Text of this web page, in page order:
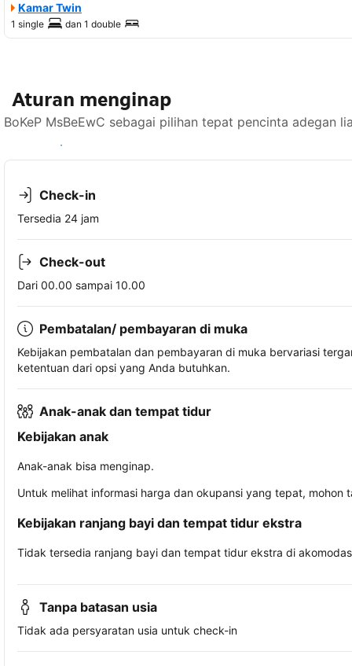
Kamar Twin
1 single dan 1 double
Aturan menginap
BoKeP MsBeEwC sebagai pilihan tepat pencinta adegan
Lihat ketersediaan
Check-in
Tersedia 24 jam
Check-out
Dari 00.00 sampai 10.00
Pembatalan/ pembayaran di muka
Kebijakan pembatalan dan pembayaran di muka bervariasi
ketentuan dari opsi yang Anda butuhkan.
Anak-anak dan tempat tidur
Kebijakan anak
Anak-anak bisa menginap.
Untuk melihat informasi harga dan okupansi yang tepat,
Kebijakan ranjang bayi dan tempat tidur ekstra
Tidak tersedia ranjang bayi dan tempat tidur ekstra di
Tanpa batasan usia
Tidak ada persyaratan usia untuk check-in